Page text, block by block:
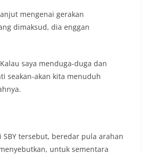
mengenai gerakan
dimaksud, dia enggan
saya menduga-duga dan
seakan-akan kita menuduh
SBY tersebut, beredar pula arahan
untuk sementara